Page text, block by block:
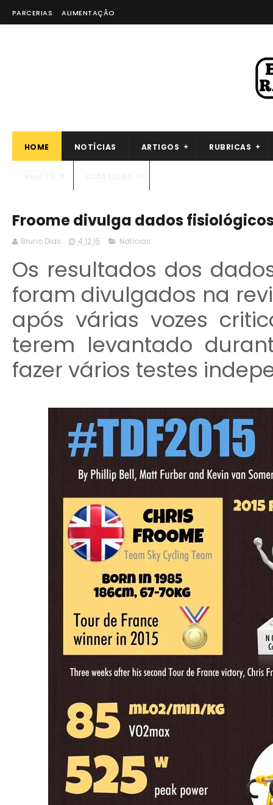
PARCERIAS ALIMENTAÇÃO
HOME NOTÍCIAS ARTIGOS RUBRICAS
Froome divulga dados
Bruno Dias 4.12.15 Notícias
Os resultados dos
foram divulgados na
após várias vozes
terem levantado
fazer vários testes